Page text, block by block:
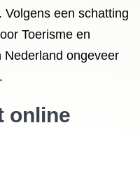
een schatting
Toerisme en
Nederland ongeveer
online